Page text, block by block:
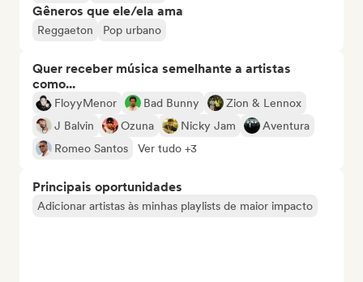
Gêneros que ele/ela ama
Reggaeton Pop urbano
Quer receber música semelhante a artistas
como...
FloyyMenor Bad Bunny
Zion & Lennox
J Balvin
Ozuna Nicky Jam
Aventura
Romeo Santos
Ver tudo +3
Principais oportunidades
Adicionar artistas às minhas playlists de maior impacto